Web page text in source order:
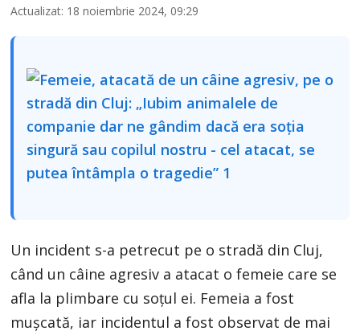
Actualizat: 18 noiembrie 2024, 09:29
Un incident s-a petrecut pe o stradă din Cluj,
când un câine agresiv a atacat o femeie care se
afla la plimbare cu soțul ei. Femeia a fost
mușcată, iar incidentul a fost observat de mai